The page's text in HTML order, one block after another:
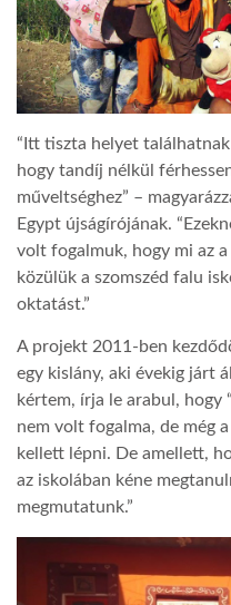
“Itt tiszta helyet
hogy tandíj nélkül
műveltséghez” –
Egypt újságírójának.
volt fogalmuk, hogy mi az
közülük a szomszéd falu
oktatást.”
A projekt 2011-ben
egy kislány, aki évekig járt
kértem, írja le arabul, hogy
nem volt fogalma, de még
kellett lépni. De amellett,
az iskolában kéne
megmutatunk.”